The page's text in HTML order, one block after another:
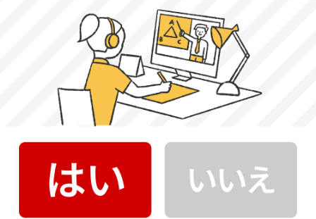
化学：大問4題構成で、無機・有機・理論化学の各分野から
出題されますが、理論・有機化学の問題が多くなっていま
す。難易度は、大問1が比較的易しく、大問2以降が標準～
やや難レベルとなります。論述問題や計算過程が必要な計
算問題が出題されるため、普段から記述の練習をしておく
生物：大問5題構成で、幅広い範囲から出題されます。全体
的な難易度は標準～やや難レベルで、知識問題では細かな